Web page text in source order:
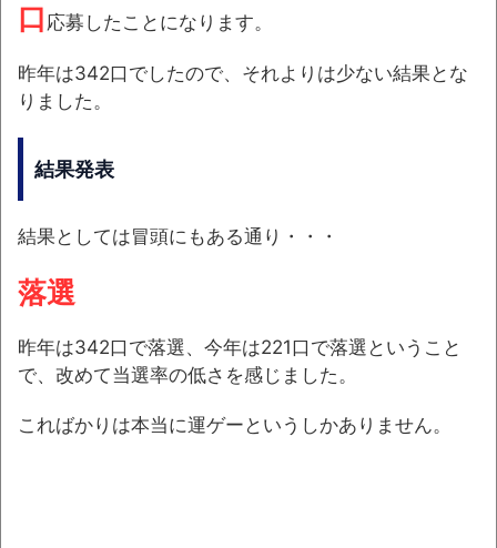
口 応募したことになります。
昨年は342口でしたので、それよりは少ない結果とな
りました。
結果発表
結果としては冒頭にもある通り・・・
落選
昨年は342口で落選、今年は221口で落選ということ
で、改めて当選率の低さを感じました。
こればかりは本当に運ゲーというしかありません。